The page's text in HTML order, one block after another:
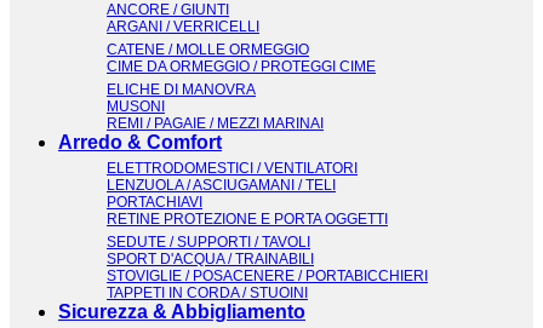
ANCORE / GIUNTI
ARGANI / VERRICELLI
CATENE / MOLLE ORMEGGIO
CIME DA ORMEGGIO / PROTEGGI CIME
ELICHE DI MANOVRA
MUSONI
REMI / PAGAIE / MEZZI MARINAI
Arredo & Comfort
ELETTRODOMESTICI / VENTILATORI
LENZUOLA / ASCIUGAMANI / TELI
PORTACHIAVI
RETINE PROTEZIONE E PORTA OGGETTI
SEDUTE / SUPPORTI / TAVOLI
SPORT D'ACQUA / TRAINABILI
STOVIGLIE / POSACENERE / PORTABICCHIERI
TAPPETI IN CORDA / STUOINI
Sicurezza & Abbigliamento